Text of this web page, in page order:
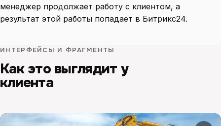
менеджер продолжает работу с клиентом, а
результат этой работы попадает в Битрикс24.
ИНТЕРФЕЙСЫ И ФРАГМЕНТЫ
Как это выглядит у
клиента